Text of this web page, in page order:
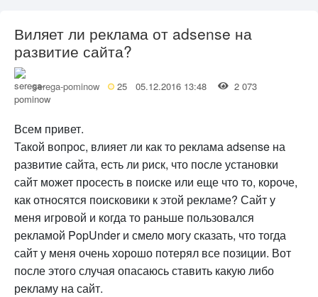
Виляет ли реклама от adsense на
развитие сайта?
serega-pominow 25 05.12.2016 13:48 2 073
Всем привет.
Такой вопрос, влияет ли как то реклама adsense на
развитие сайта, есть ли риск, что после установки
сайт может просесть в поиске или еще что то, короче,
как относятся поисковики к этой рекламе? Сайт у
меня игровой и когда то раньше пользовался
рекламой PopUnder и смело могу сказать, что тогда
сайт у меня очень хорошо потерял все позиции. Вот
после этого случая опасаюсь ставить какую либо
рекламу на сайт.